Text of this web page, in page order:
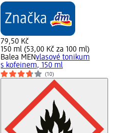
79,50 Kč
150 ml (53,00 Kč za 100 ml)
Balea MENvlasové tonikum
s kofeinem, 150 ml
(10)